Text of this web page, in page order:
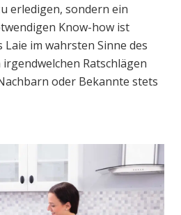
erledigen, sondern ein
Know-how ist
Laie im wahrsten Sinne des
Ratschlägen
oder Bekannte stets